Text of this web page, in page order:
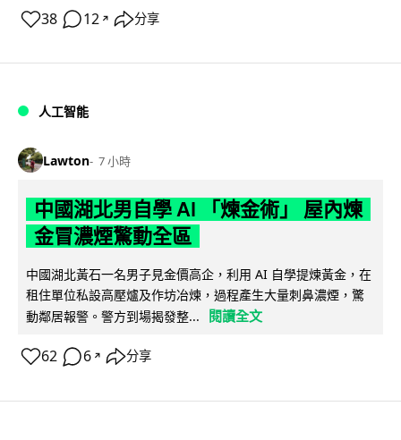
38 12 ↗ 分享
人工智能
Lawton 7 小時
中國湖北男自學 AI 「煉金術」 屋內煉
金冒濃煙驚動全區
中國湖北黃石一名男子見金價高企，利用 AI 自學提煉黃金，在
租住單位私設高壓爐及作坊冶煉，過程產生大量刺鼻濃煙，驚
動鄰居報警。警方到場揭發整...
閱讀全文
62 6 ↗ 分享